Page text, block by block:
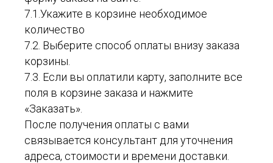
7.1.Укажите в корзине необходимое
количество
7.2. Выберите способ оплаты внизу заказа
корзины.
7.3. Если вы оплатили карту, заполните все
поля в корзине заказа и нажмите
«Заказать».
После получения оплаты с вами
связывается консультант для уточнения
адреса, стоимости и времени доставки.